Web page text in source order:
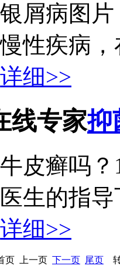
屑病图
性疾病
详细>>
线专家抑
皮癣吗
生的指
详细>>
页 上一页 下一页 尾页